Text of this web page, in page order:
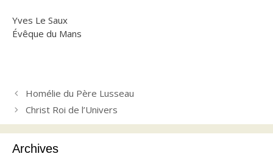
Yves Le Saux
Évêque du Mans
Homélie du Père Lusseau
Christ Roi de l’Univers
Archives